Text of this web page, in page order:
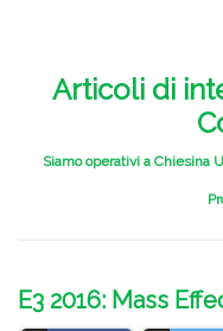
Articoli di
Siamo operativi a Chiesina
E3 2016: Mass